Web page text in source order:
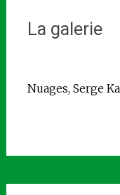
La galerie
Nuages, Serge